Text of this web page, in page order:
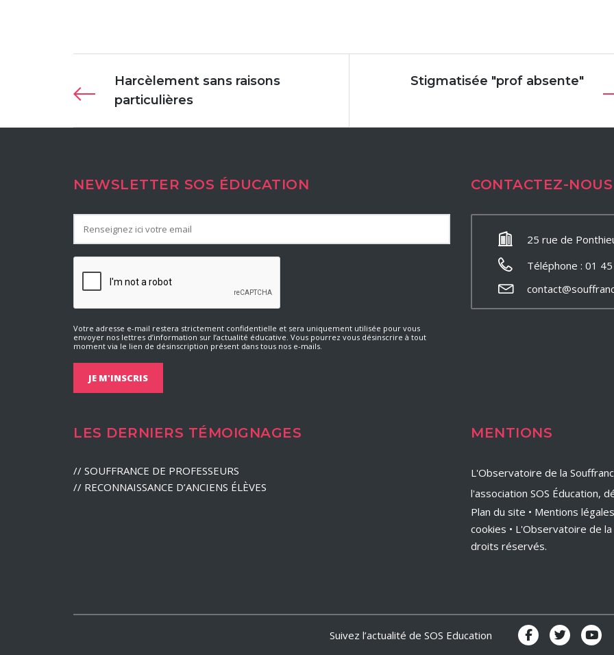
Harcèlement sans raisons
particulières
Stigmatisée "prof absente"
NEWSLETTER SOS ÉDUCATION
Votre adresse e-mail restera strictement confidentielle et sera uniquement utilisée pour vous
envoyer nos lettres d’information sur l’actualité éducative. Vous pourrez vous désinscrire à tout
moment via le lien de désinscription présent dans tous nos e-mails.
CONTACTEZ-NOUS
25 rue de
Téléphone : 01
LES DERNIERS TÉMOIGNAGES
// SOUFFRANCE DE PROFESSEURS
// RECONNAISSANCE D’ANCIENS ÉLÈVES
MENTIONS
L'Observatoire de la
l'association SOS Éducation,
Plan du site • Mentions légales
cookies • L'Observatoire de
droits réservés.
Suivez l’actualité de SOS Education